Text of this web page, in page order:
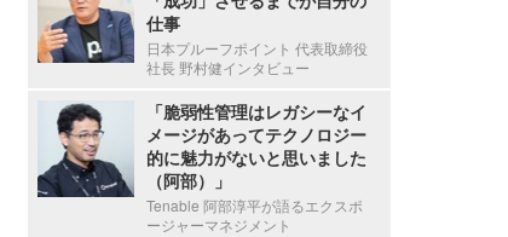
仕事
日本プルーフポイント 代表取締役
社長 野村健インタビュー
「脆弱性管理はレガシーなイ
メージがあってテクノロジー
的に魅力がないと思いました
（阿部）」
Tenable 阿部淳平が語るエクスポ
ージャーマネジメント